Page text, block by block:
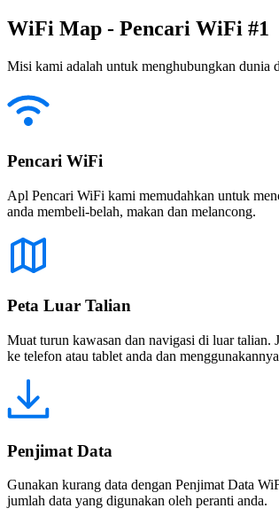
WiFi Map - Pencari WiFi #1
Misi kami adalah untuk menghubungkan dunia
Pencari WiFi
Apl Pencari WiFi kami memudahkan untuk
anda membeli-belah, makan dan melancong.
Peta Luar Talian
Muat turun kawasan dan navigasi di luar talian.
ke telefon atau tablet anda dan
Penjimat Data
Gunakan kurang data dengan Penjimat Data
jumlah data yang digunakan oleh peranti anda.